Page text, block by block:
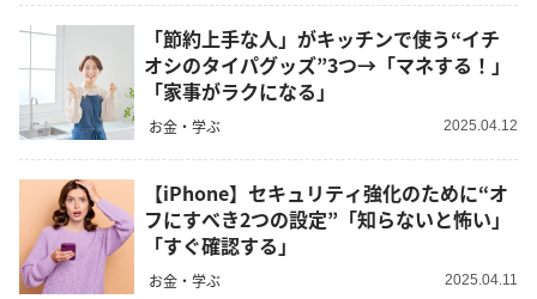
「節約上手な人」がキッチンで使う“イチ
オシのタイパグッズ”3つ→「マネする！」
「家事がラクになる」
お金・学ぶ 2025.04.12
【iPhone】セキュリティ強化のために“オ
フにすべき2つの設定”「知らないと怖い」
「すぐ確認する」
お金・学ぶ 2025.04.11